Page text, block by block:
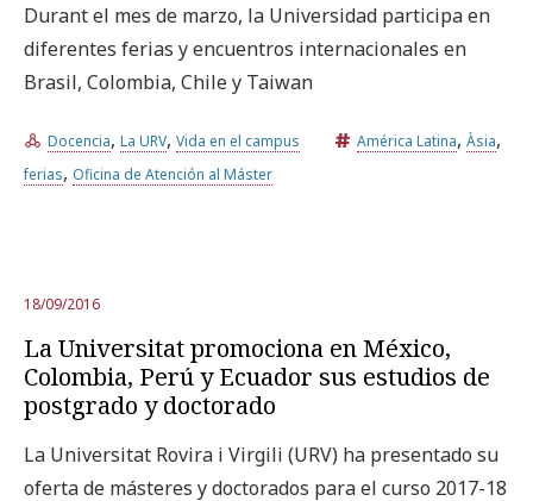
Durant el mes de marzo, la Universidad participa en
diferentes ferias y encuentros internacionales en
Brasil, Colombia, Chile y Taiwan
Docencia, La URV, Vida en el campus América Latina, Àsia,
ferias, Oficina de Atención al Máster
18/09/2016
La Universitat promociona en México,
Colombia, Perú y Ecuador sus estudios de
postgrado y doctorado
La Universitat Rovira i Virgili (URV) ha presentado su
oferta de másteres y doctorados para el curso 2017-18